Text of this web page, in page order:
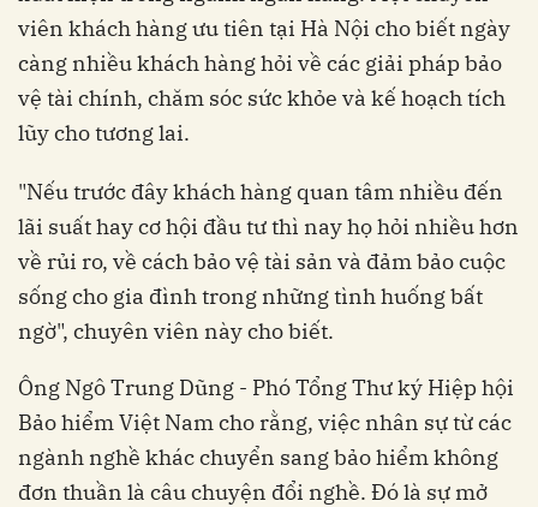
viên khách hàng ưu tiên tại Hà Nội cho biết ngày
càng nhiều khách hàng hỏi về các giải pháp bảo
vệ tài chính, chăm sóc sức khỏe và kế hoạch tích
lũy cho tương lai.
"Nếu trước đây khách hàng quan tâm nhiều đến
lãi suất hay cơ hội đầu tư thì nay họ hỏi nhiều hơn
về rủi ro, về cách bảo vệ tài sản và đảm bảo cuộc
sống cho gia đình trong những tình huống bất
ngờ", chuyên viên này cho biết.
Ông Ngô Trung Dũng - Phó Tổng Thư ký Hiệp hội
Bảo hiểm Việt Nam cho rằng, việc nhân sự từ các
ngành nghề khác chuyển sang bảo hiểm không
đơn thuần là câu chuyện đổi nghề. Đó là sự mở